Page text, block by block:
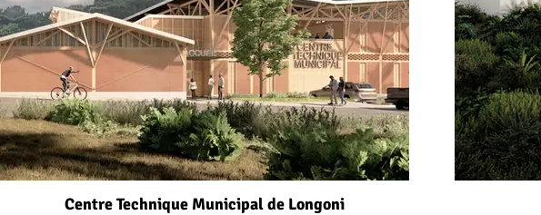
Centre Technique Municipal de Longoni